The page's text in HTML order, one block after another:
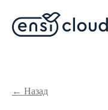
← Назад